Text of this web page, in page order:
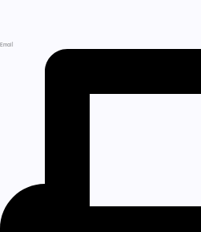
Email